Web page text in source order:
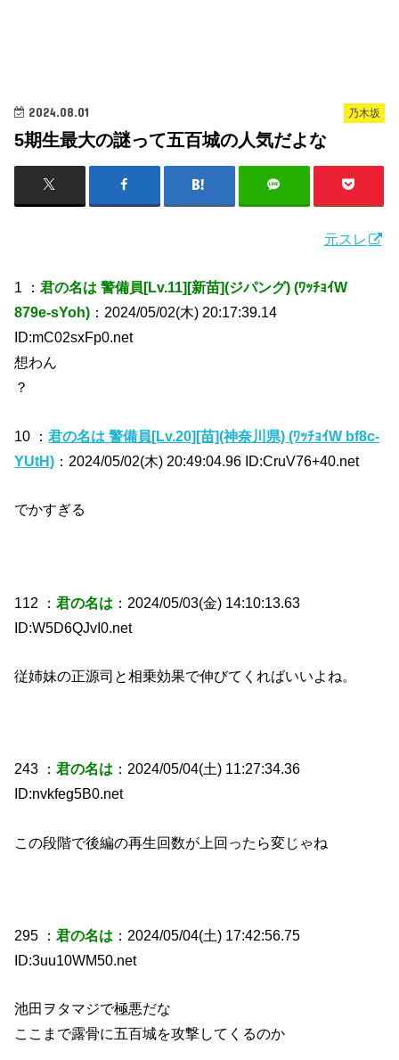
乃木坂
2024.08.01
5期生最大の謎って五百城の人気だよな
元スレ
1 ：君の名は 警備員[Lv.11][新苗](ジパング) (ﾜｯﾁｮｲW
879e-sYoh) ：2024/05/02(木) 20:17:39.14
ID:mC02sxFp0.net
想わん
？
10 ：君の名は 警備員[Lv.20][苗](神奈川県) (ﾜｯﾁｮｲW bf8c-
YUtH) ：2024/05/02(木) 20:49:04.96 ID:CruV76+40.net
でかすぎる
112 ：君の名は ：2024/05/03(金) 14:10:13.63
ID:W5D6QJvI0.net
従姉妹の正源司と相乗効果で伸びてくればいいよね。
243 ：君の名は ：2024/05/04(土) 11:27:34.36
ID:nvkfeg5B0.net
この段階で後編の再生回数が上回ったら変じゃね
295 ：君の名は ：2024/05/04(土) 17:42:56.75
ID:3uu10WM50.net
池田ヲタマジで極悪だな
ここまで露骨に五百城を攻撃してくるのか